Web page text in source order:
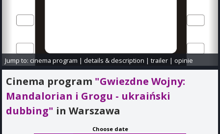
Jump to: cinema program |details & description |trailer |opinie
Cinema program "Gwiezdne Wojny:
Mandalorian i Grogu - ukraiński
dubbing" in Warszawa
Choose date